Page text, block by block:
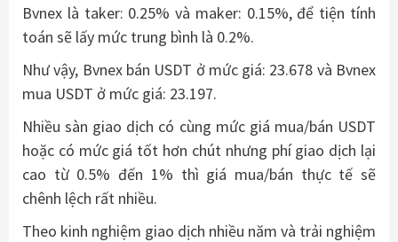
Bvnex là taker: 0.25% và maker: 0.15%, để tiện tính
toán sẽ lấy mức trung bình là 0.2%.
Như vậy, Bvnex bán USDT ở mức giá: 23.678 và Bvnex
mua USDT ở mức giá: 23.197.
Nhiều sàn giao dịch có cùng mức giá mua/bán USDT
hoặc có mức giá tốt hơn chút nhưng phí giao dịch lại
cao từ 0.5% đến 1% thì giá mua/bán thực tế sẽ
chênh lệch rất nhiều.
Theo kinh nghiệm giao dịch nhiều năm và trải nghiệm